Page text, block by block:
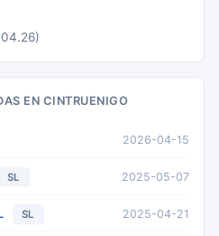
EN CINTRUENIGO
2026-04-15
SL 2025-05-07
SL 2025-04-21